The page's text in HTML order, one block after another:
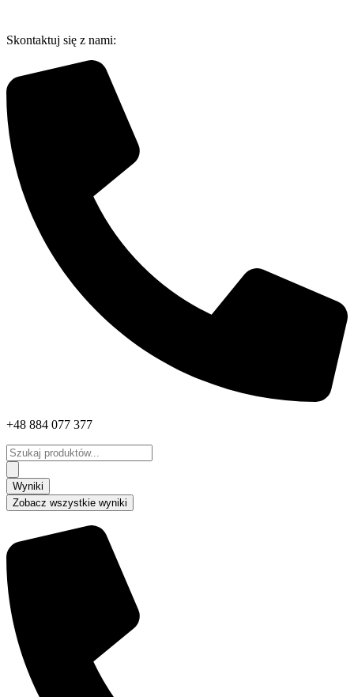
treści
Skontaktuj się z nami:
+48 884 077 377
Search
...
Wyniki
Zobacz wszystkie wyniki